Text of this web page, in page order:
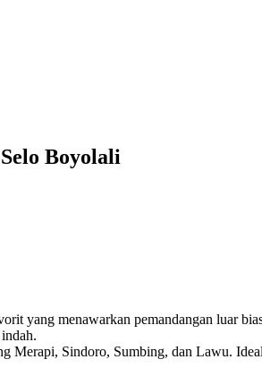
Boyolali
yang menawarkan pemandangan luar
Merapi, Sindoro, Sumbing, dan Lawu.